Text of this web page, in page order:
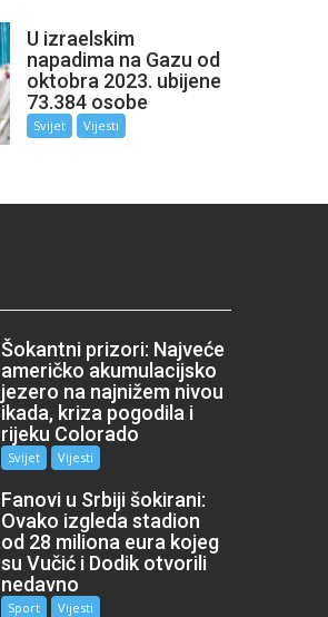
U izraelskim
napadima na Gazu od
oktobra 2023. ubijene
73.384 osobe
Svijet Vijesti
Šokantni prizori: Najveće
američko akumulacijsko
jezero na najnižem nivou
ikada, kriza pogodila i
rijeku Colorado
Svijet Vijesti
Fanovi u Srbiji šokirani:
Ovako izgleda stadion
od 28 miliona eura kojeg
su Vučić i Dodik otvorili
nedavno
Sport Vijesti